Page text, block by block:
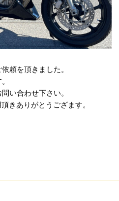
頼を頂きました。
い合わせ下さい。
きありがとうござます。